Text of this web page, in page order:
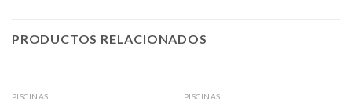
PRODUCTOS RELACIONADOS
SIN EXISTENCIAS
PISCINAS SIN EXISTENCIAS
PISCINAS